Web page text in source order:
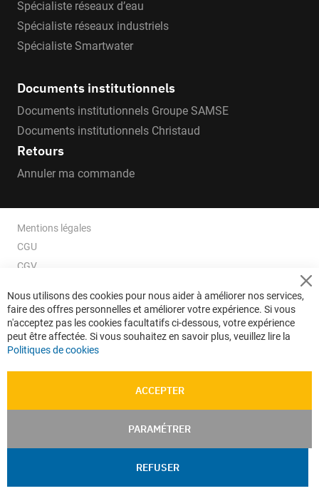
Spécialiste réseaux d’eau
Spécialiste réseaux industriels
Spécialiste Smartwater
Documents institutionnels
Documents institutionnels Groupe SAMSE
Documents institutionnels Christaud
Retours
Annuler ma commande
Mentions légales
CGU
CGV
Données personnelles
Confidentialité
Plan du site
Nous utilisons des cookies pour nous aider à améliorer nos services,
faire des offres personnelles et améliorer votre expérience. Si vous
n'acceptez pas les cookies facultatifs ci-dessous, votre expérience
peut être affectée. Si vous souhaitez en savoir plus, veuillez lire la
Politiques de cookies
ACCEPTER
PARAMÉTRER
REFUSER